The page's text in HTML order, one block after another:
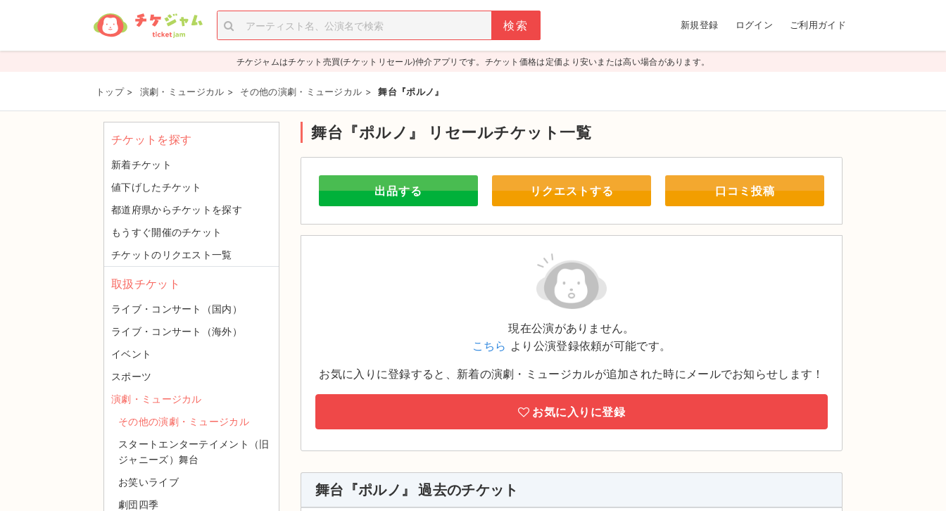
新規登録 ログイン ご利用ガイド
チケジャムはチケット売買(チケットリセール)仲介アプリです。チケット価格は定価より安いまたは高い場合があります。
トップ > 演劇・ミュージカル > その他の演劇・ミュージカル > 舞台『ポルノ』
舞台『ポルノ』 リセールチケット一覧
出品する リクエストする 口コミ投稿
現在公演がありません。
こちら より公演登録依頼が可能です。
お気に入りに登録すると、新着の演劇・ミュージカルが追加された時にメールでお知らせします！
お気に入りに登録
舞台『ポルノ』 過去のチケット
チケットを探す
新着チケット
値下げしたチケット
都道府県からチケットを探す
もうすぐ開催のチケット
チケットのリクエスト一覧
取扱チケット
ライブ・コンサート（国内）
ライブ・コンサート（海外）
イベント
スポーツ
演劇・ミュージカル
その他の演劇・ミュージカル
スタートエンターテイメント（旧
ジャニーズ）舞台
お笑いライブ
劇団四季